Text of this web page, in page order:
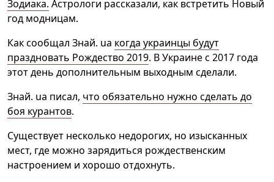
Зодиака. Астрологи рассказали, как встретить Новый
год модницам.
Как сообщал Знай. ua когда украинцы будут
праздновать Рождество 2019. В Украине с 2017 года
этот день дополнительным выходным сделали.
Знай. ua писал, что обязательно нужно сделать до
боя курантов.
Существует несколько недорогих, но изысканных
мест, где можно зарядиться рождественским
настроением и хорошо отдохнуть.